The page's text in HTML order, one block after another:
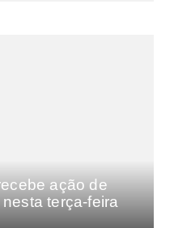
ação de
terça-feira